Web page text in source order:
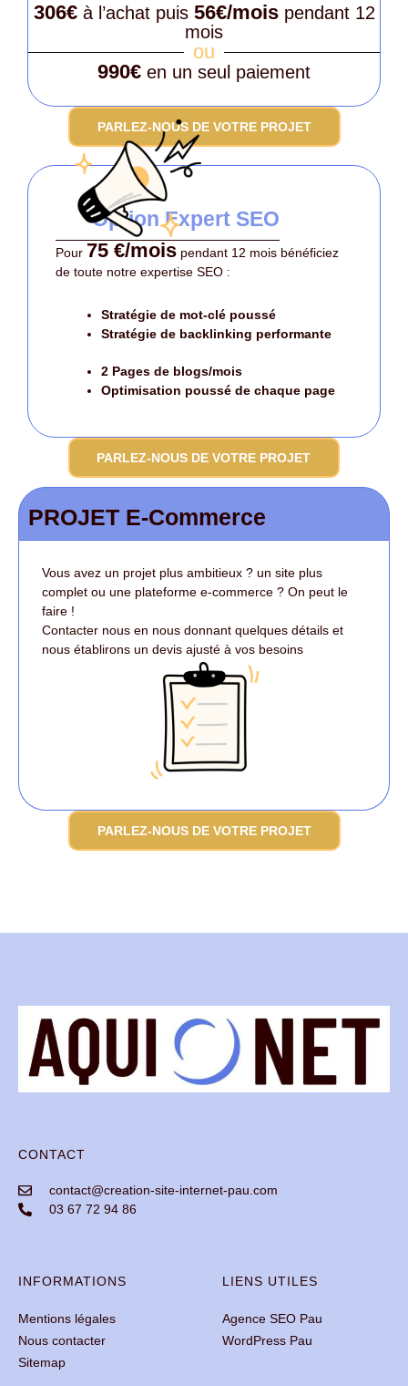
306€ à l’achat puis 56€/mois pendant 12
mois
ou
990€ en un seul paiement
PARLEZ-NOUS DE VOTRE PROJET
Option Expert SEO
Pour 75 €/mois pendant 12 mois bénéficiez
de toute notre expertise SEO :
Stratégie de mot-clé poussé
Stratégie de backlinking performante
2 Pages de blogs/mois
Optimisation poussé de chaque page
PARLEZ-NOUS DE VOTRE PROJET
PROJET E-Commerce
Vous avez un projet plus ambitieux ? un site plus
complet ou une plateforme e-commerce ? On peut le
faire !
Contacter nous en nous donnant quelques détails et
nous établirons un devis ajusté à vos besoins
PARLEZ-NOUS DE VOTRE PROJET
CONTACT
contact@creation-site-internet-pau.com
03 67 72 94 86
INFORMATIONS
Mentions légales
Nous contacter
Sitemap
LIENS UTILES
Agence SEO Pau
WordPress Pau